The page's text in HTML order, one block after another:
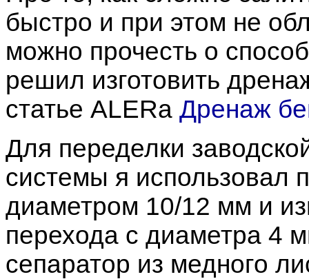
быстро и при этом не
можно прочесть о
решил изготовить
статье ALERa Дренаж
Для переделки
системы я использовал
диаметром 10/12 мм и
перехода с диаметра 4
сепаратор из медного